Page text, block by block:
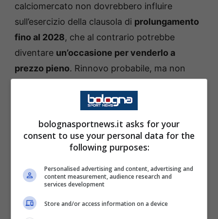
calciomercato non dovrebbero influire
sull’esercizio della clausola di prolungamento
fino al 2028, che al contrario potrebbe
diventare un’occasione per venderlo a
prezzo pieno. Rinnovo probabile, ma non
Nello stesso ruolo va a scadenza anche
Lykogiannis, che nelle ultime stagioni ha
perso centralità nel progetto rossoblù
pensare in un rinnovo per lui.
Allora ilBologna ha iniziato a muoversi sul
bolognasportnews.it asks for your
consent to use your personal data for the
following purposes:
Personalised advertising and content, advertising and
content measurement, audience research and
services development
Store and/or access information on a device